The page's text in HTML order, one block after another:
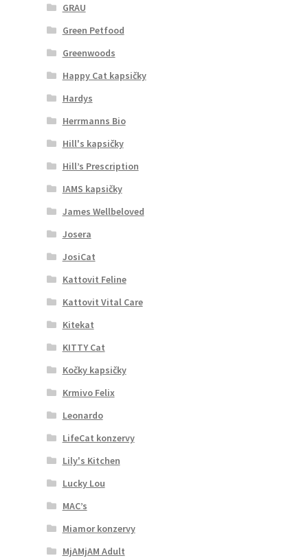
GRAU
Green Petfood
Greenwoods
Happy Cat kapsičky
Hardys
Herrmanns Bio
Hill's kapsičky
Hill’s Prescription
IAMS kapsičky
James Wellbeloved
Josera
JosiCat
Kattovit Feline
Kattovit Vital Care
Kitekat
KITTY Cat
Kočky kapsičky
Krmivo Felix
Leonardo
LifeCat konzervy
Lily's Kitchen
Lucky Lou
MAC’s
Miamor konzervy
MjAMjAM Adult